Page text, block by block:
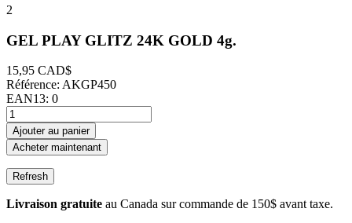
2
GEL PLAY GLITZ 24K GOLD 4g.
15,95 CAD$
Référence: AKGP450
EAN13: 0
Ajouter au panier
Acheter maintenant
Livraison gratuite au Canada sur commande de 150$ avant taxe.